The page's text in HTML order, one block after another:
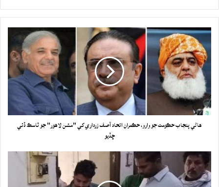
هاڻي پنجاب حڪومت جو وارو، حڪمران اتحاد آصف زرداري کي "مشن لاهور" جو ٽاسڪ ڏئي
ڇڏيو